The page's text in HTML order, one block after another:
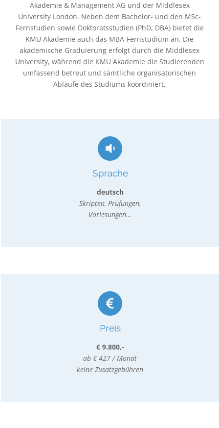
Akademie & Management AG und der Middlesex
University London. Neben dem Bachelor- und den MSc-
Fernstudien sowie Doktoratsstudien (PhD, DBA) bietet die
KMU Akademie auch das MBA-Fernstudium an. Die
akademische Graduierung erfolgt durch die Middlesex
University, während die KMU Akademie die Studierenden
umfassend betreut und sämtliche organisatorischen
Abläufe des Studiums koordiniert.
Sprache
deutsch
Skripten, Prüfungen,
Vorlesungen…
Preis
€ 9.800,-
ab € 427 / Monat
keine Zusatzgebühren